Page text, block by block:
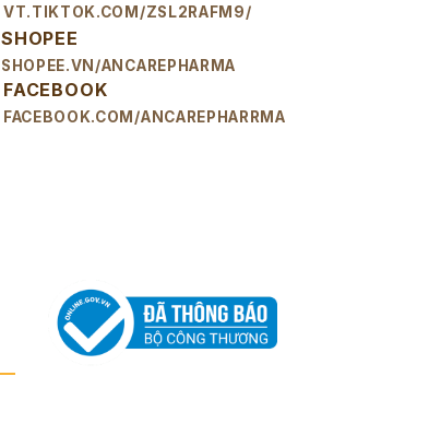
VT.TIKTOK.COM/ZSL2RAFM9/
SHOPEE
SHOPEE.VN/ANCAREPHARMA
FACEBOOK
FACEBOOK.COM/ANCAREPHARRMA